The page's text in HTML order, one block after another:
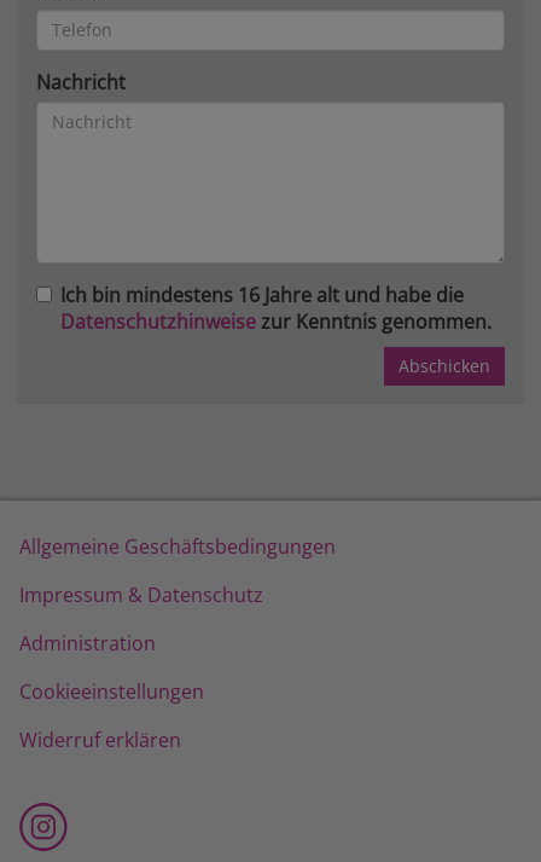
Nachricht
Ich bin mindestens 16 Jahre alt und habe die
Datenschutzhinweisezur Kenntnis genommen.
Allgemeine Geschäftsbedingungen
Impressum & Datenschutz
Administration
Cookieeinstellungen
Widerruf erklären